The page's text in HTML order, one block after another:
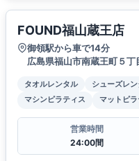
FOUND福山蔵王店
御領駅から車で14分
広島県福山市南蔵王町５
タオルレンタル シューズレ
マシンピラティス
マットピラ
営業時間
24:00間